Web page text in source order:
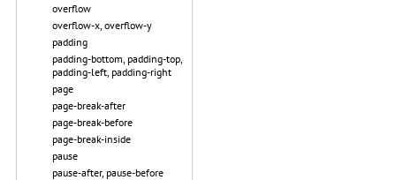
overflow
overflow-x, overflow-y
padding
padding-bottom, padding-top,
padding-left, padding-right
page
page-break-after
page-break-before
page-break-inside
pause
pause-after, pause-before